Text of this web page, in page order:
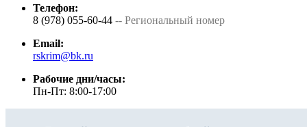
Телефон:
8 (978) 055-60-44 -- Региональный номер
Email:
rskrim@bk.ru
Рабочие дни/часы:
Пн-Пт: 8:00-17:00